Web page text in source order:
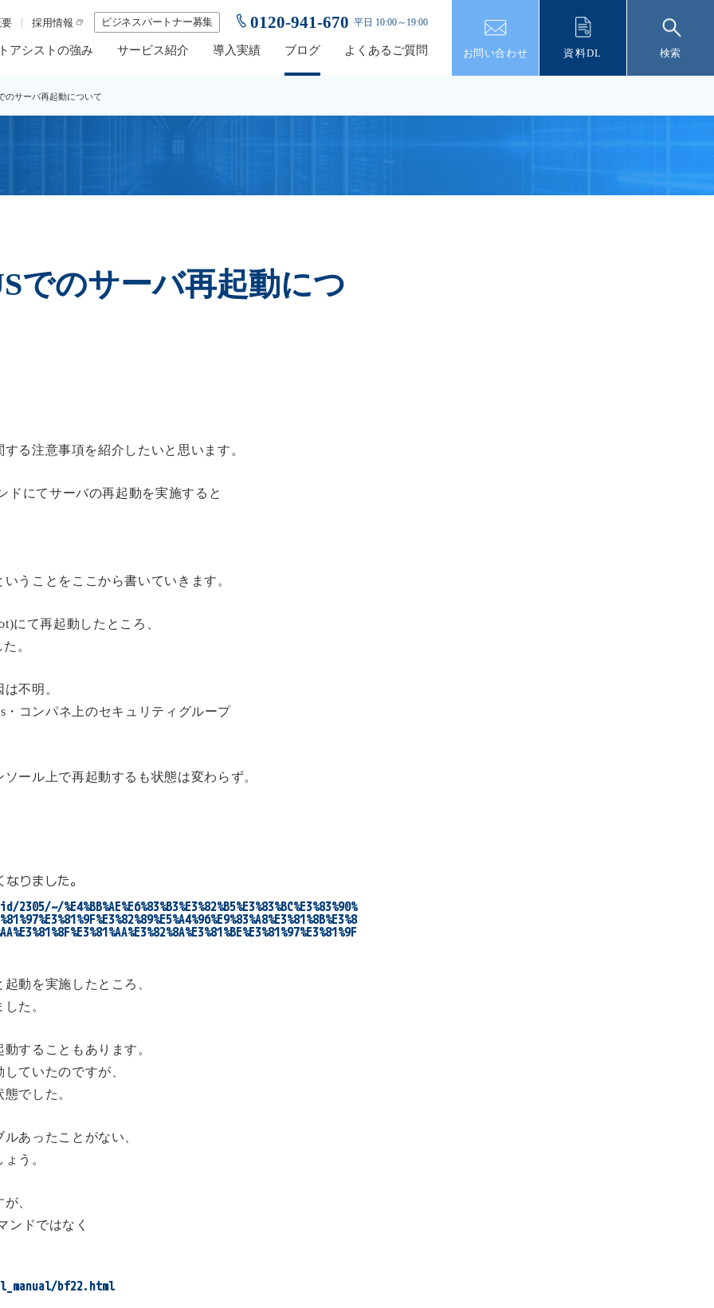
アシストの強み サービス紹介 導入実績 ブログ よくあるご質問
採用情報 ビジネスパートナー募集 0120-941-670 平日 10:00～19:00
お問い合わせ 資料DL 検索
のサーバ再起動について
でのサーバ再起動につ
る注意事項を紹介したいと思います。
ドにてサーバの再起動を実施すると
うことをここから書いていきます。
にて再起動したところ、
。
不明。
・コンパネ上のセキュリティグループ
ール上で再起動するも状態は変わらず。
りました。
動を実施したところ、
た。
することもあります。
ていたのですが、
でした。
あったことがない、
う。
、
ンドではなく
bf22.html